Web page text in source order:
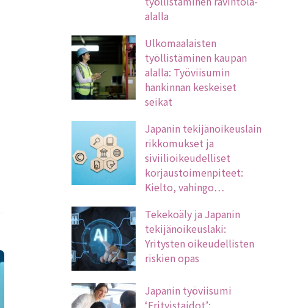
alalla
Ulkomaalaisten
työllistäminen kaupan
alalla: Työviisumin
hankinnan keskeiset
seikat
Japanin tekijänoikeuslain
rikkomukset ja
siviilioikeudelliset
korjaustoimenpiteet:
Kielto, vahingo…
Tekekoäly ja Japanin
tekijänoikeuslaki:
Yritysten oikeudellisten
riskien opas
Japanin työviisumi
‘Erityistaidot’: